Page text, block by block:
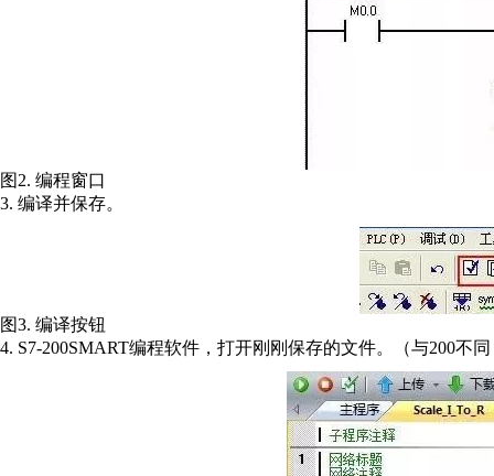
图2. 编程窗口
3. 编译并保存。
图3. 编译按钮
4. S7-200SMART编程软件，打开刚刚保存的文件。（与200不